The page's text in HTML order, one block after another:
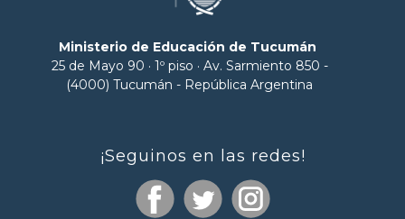
Ministerio de Educación de Tucumán
25 de Mayo 90 · 1º piso · Av. Sarmiento 850 -
(4000) Tucumán - República Argentina
¡Seguinos en las redes!